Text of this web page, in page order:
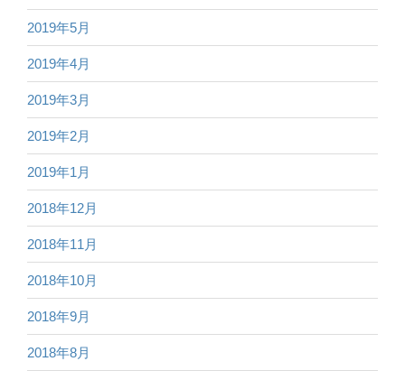
2019年5月
2019年4月
2019年3月
2019年2月
2019年1月
2018年12月
2018年11月
2018年10月
2018年9月
2018年8月